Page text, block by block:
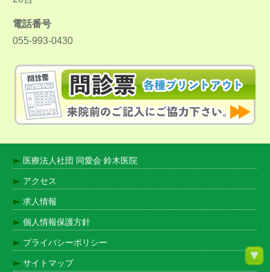
電話番号
055-993-0430
医療法人社団 同愛会 鈴木医院
アクセス
求人情報
個人情報保護方針
プライバシーポリシー
サイトマップ